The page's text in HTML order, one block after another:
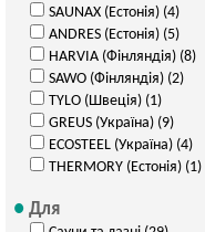
SAUNAX (Естонія) (4)
ANDRES (Естонія) (5)
HARVIA (Фінляндія) (8)
SAWO (Фінляндія) (2)
TYLO (Швеція) (1)
GREUS (Україна) (9)
ECOSTEEL (Україна) (4)
THERMORY (Естонія) (1)
Для